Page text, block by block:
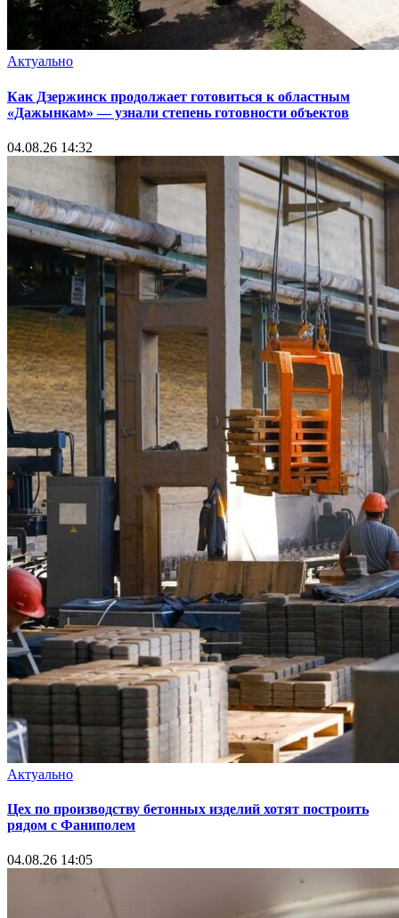
Актуально
Как Дзержинск продолжает готовиться к областным
«Дажынкам» — узнали степень готовности объектов
04.08.26 14:32
Актуально
Цех по производству бетонных изделий хотят построить
рядом с Фаниполем
04.08.26 14:05